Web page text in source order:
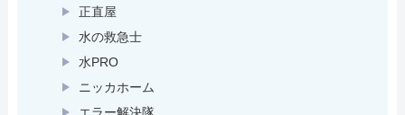
正直屋
水の救急士
水PRO
ニッカホーム
エラー解決隊